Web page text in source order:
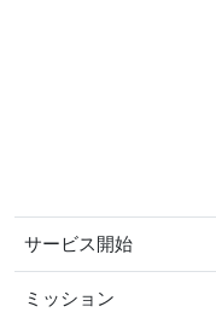
サービス開始
ミッション